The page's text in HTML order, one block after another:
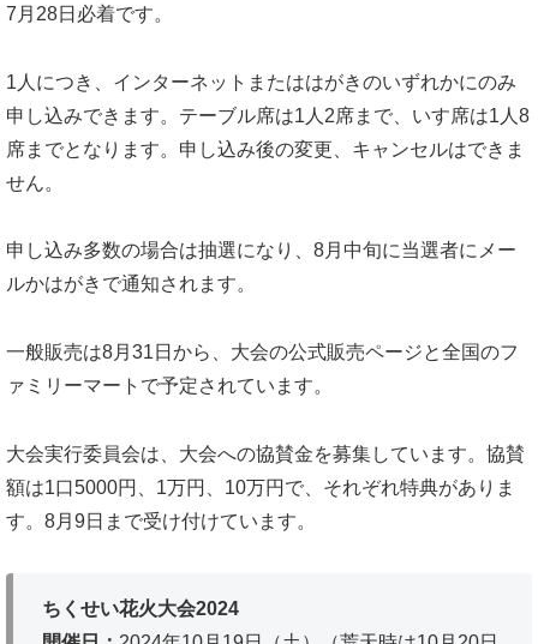
7月28日必着です。
1人につき、インターネットまたははがきのいずれかにのみ
申し込みできます。テーブル席は1人2席まで、いす席は1人8
席までとなります。申し込み後の変更、キャンセルはできま
せん。
申し込み多数の場合は抽選になり、8月中旬に当選者にメー
ルかはがきで通知されます。
一般販売は8月31日から、大会の公式販売ページと全国のフ
ァミリーマートで予定されています。
大会実行委員会は、大会への協賛金を募集しています。協賛
額は1口5000円、1万円、10万円で、それぞれ特典がありま
す。8月9日まで受け付けています。
ちくせい花火大会2024